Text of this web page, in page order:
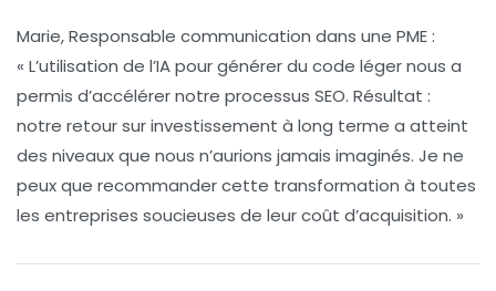
Marie, Responsable communication dans une PME :
« L’utilisation de l’IA pour générer du code léger nous a
permis d’accélérer notre processus SEO. Résultat :
notre retour sur investissement à long terme a atteint
des niveaux que nous n’aurions jamais imaginés. Je ne
peux que recommander cette transformation à toutes
les entreprises soucieuses de leur coût d’acquisition. »